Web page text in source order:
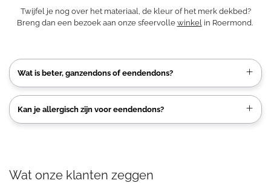
Twijfel je nog over het materiaal, de kleur of het merk dekbed?
Breng dan een bezoek aan onze sfeervolle winkelin Roermond.
Wat is beter, ganzendons of eendendons?
Kan je allergisch zijn voor eendendons?
Wat onze klanten zeggen